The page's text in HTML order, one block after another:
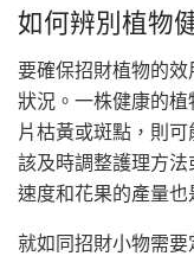
如何辨別植物
要確保招財植物的
狀況。一株健康的
片枯黃或斑點，則
該及時調整護理方
速度和花果的產量也
就如同招財小物需